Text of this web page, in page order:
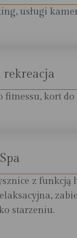
usługi
rekreacja
fitnessu, kort do
Spa
z funkcją
starzeniu.